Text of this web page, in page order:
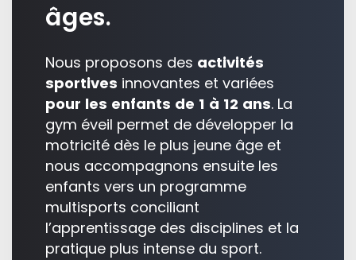
âges.
Nous proposons des activités
sportives innovantes et variées
pour les enfants de 1 à 12 ans. La
gym éveil permet de développer la
motricité dès le plus jeune âge et
nous accompagnons ensuite les
enfants vers un programme
multisports conciliant
l’apprentissage des disciplines et la
pratique plus intense du sport.